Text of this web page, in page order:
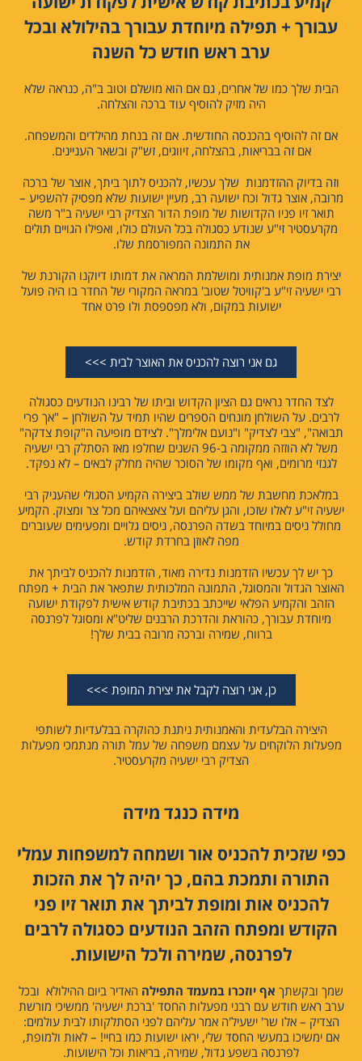
עבורך + תפילה מיוחדת עבורך בהילולא ובכל
ערב ראש חודש כל השנה
הבית שלך כמו של אחרים, גם אם הוא מושלם וטוב ב"ה, כנראה שלא
היה מזיק להוסיף עוד ברכה והצלחה.
אם זה להוסיף בהכנסה החודשית. אם זה בנחת מהילדים והמשפחה.
אם זה בבריאות, בהצלחה, זיווגים, זש"ק ובשאר העניינים.
וזה בדיוק ההזדמנות שלך עכשיו, להכניס לתוך ביתך, אוצר של ברכה
מרובה, אוצר גדול וכח ישועה רב, מעיין ישועות שלא מפסיק להשפיע –
תואר זיו פניו הקדושות של מופת הדור הצדיק רבי ישעיה ב"ר משה
מקרעסטיר זי"ע שנודע כסגולה בכל העולם כולו, ואפילו הגויים תולים
את התמונה המפורסמת שלו.
יצירת מופת אמנותית ומושלמת המראה את דמותו דיוקנו הקורנת של
רבי ישעיה זי"ע ב'קוויטל שטוב' במראה המקורי של החדר בו היה פועל
ישועות במקום, ולא מפספסת ולו פרט אחד
גם אני רוצה להכניס את האוצר לבית >>>
לצד החדר נראים גם הציון הקדוש וביתו של רבינו הנודעים כסגולה
לרבים. על השולחן מונחים הספרים שהיו תמיד על השולחן – "אך פרי
תבואה", "צבי לצדיק" ו"נועם אלימלך". לצידם מופיעה ה"קופת צדקה"
משל לא הוזזה ממקומה ב-96 השנים שחלפו מאז הסתלק רבי ישעיה
לגנזי מרומים, ואף מקומו של הסוכר שהיה מחלק לבאים – לא נפקד.
במלאכת מחשבת של ממש שולב ביצירה הקמיע הסגולי שהעניק רבי
ישעיה זי"ע לאלו שזכו, והגן עליהם ועל צאצאיהם מכל צר ומצוק. הקמיע
מחולל ניסים במיוחד בשדה הפרנסה, ניסים גלויים ומפעימים שעוברים
מפה לאוזן בחרדת קודש.
כך יש לך עכשיו הזדמנות נדירה מאוד, הזדמנות להכניס לביתך את
האוצר הגדול והמסוגל, התמונה המלכותית שתפאר את הבית + מפתח
הזהב והקמיע הפלאי שייכתב בכתיבת קודש אישית לפקודת ישועה
מיוחדת עבורך, כהוראת והדרכת הרבנים שליט"א ומסוגל לפרנסה
ברווח, שמירה וברכה מרובה בבית שלך!
כן, אני רוצה לקבל את יצירת המופת >>>
היצירה הבלעדית והאמנותית ניתנת כהוקרה בבלעדיות לשותפי
מפעלות הלוקחים על עצמם משפחה של עמל תורה מנתמכי מפעלות
הצדיק רבי ישעיה מקרעסטיר.
מידה כנגד מידה
כפי שזכית להכניס אור ושמחה למשפחות עמלי
התורה ותמכת בהם, כך יהיה לך את הזכות
להכניס אות ומופת לביתך את תואר זיו פני
הקודש ומפתח הזהב הנודעים כסגולה לרבים
לפרנסה, שמירה ולכל הישועות.
שמך ובקשתך אף יוזכרו במעמד התפילה האדיר ביום ההילולא ובכל
ערב ראש חודש עם רבני מפעלות החסד 'ברכת ישעיה' ממשיכי מורשת
הצדיק – אלו שר' ישעיל'ה אמר עליהם לפני הסתלקותו לבית עולמים:
אם ימשיכו במעשי החסד שלי, יראו ישועות כמו בחיי! – לאות ולמופת,
לפרנסה בשפע גדול, שמירה, בריאות וכל הישועות.